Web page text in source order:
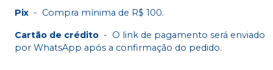
Pix - Compra mínima de R$ 100.
Cartão de crédito - O link de pagamento será enviado
por WhatsApp após a confirmação do pedido.